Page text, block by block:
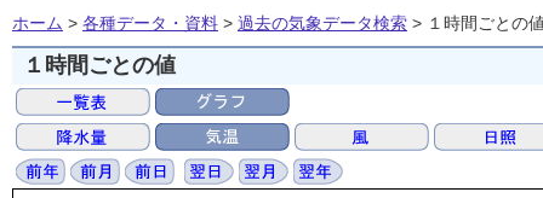
ホーム > 各種データ・資料 > 過去の気象データ検索 > １時間ごとの
１時間ごとの値